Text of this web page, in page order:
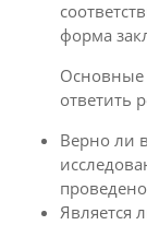
форма
Основные
ответить
Верно ли
Является